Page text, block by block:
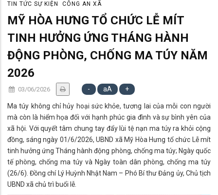
TIN TỨC SỰ KIỆN CÔNG AN XÃ
MỸ HÒA HƯNG TỔ CHỨC LỄ MÍT
TINH HƯỞNG ỨNG THÁNG HÀNH
ĐỘNG PHÒNG, CHỐNG MA TÚY NĂM
2026
03/06/2026 - aA +
Ma túy không chỉ hủy hoại sức khỏe, tương lai của mỗi con người
mà còn là hiểm họa đối với hạnh phúc gia đình và sự bình yên của
xã hội. Với quyết tâm chung tay đẩy lùi tệ nạn ma túy ra khỏi cộng
đồng, sáng ngày 01/6/2026, UBND xã Mỹ Hòa Hưng tổ chức Lễ mít
tinh hưởng ứng Tháng hành động phòng, chống ma túy; Ngày quốc
tế phòng, chống ma túy và Ngày toàn dân phòng, chống ma túy
(26/6). Đồng chí Lý Huỳnh Nhật Nam – Phó Bí thư Đảng ủy, Chủ tịch
UBND xã chủ trì buổi lễ.